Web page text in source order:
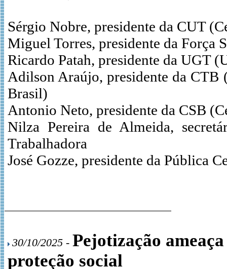
Sérgio Nobre, presidente da CUT
Miguel Torres, presidente da Força
Ricardo Patah, presidente da UGT
Adilson Araújo, presidente da CTB
Brasil)
Antonio Neto, presidente da CSB
Nilza Pereira de Almeida,
Trabalhadora
José Gozze, presidente da Pública
30/10/2025 - Pejotização
proteção social